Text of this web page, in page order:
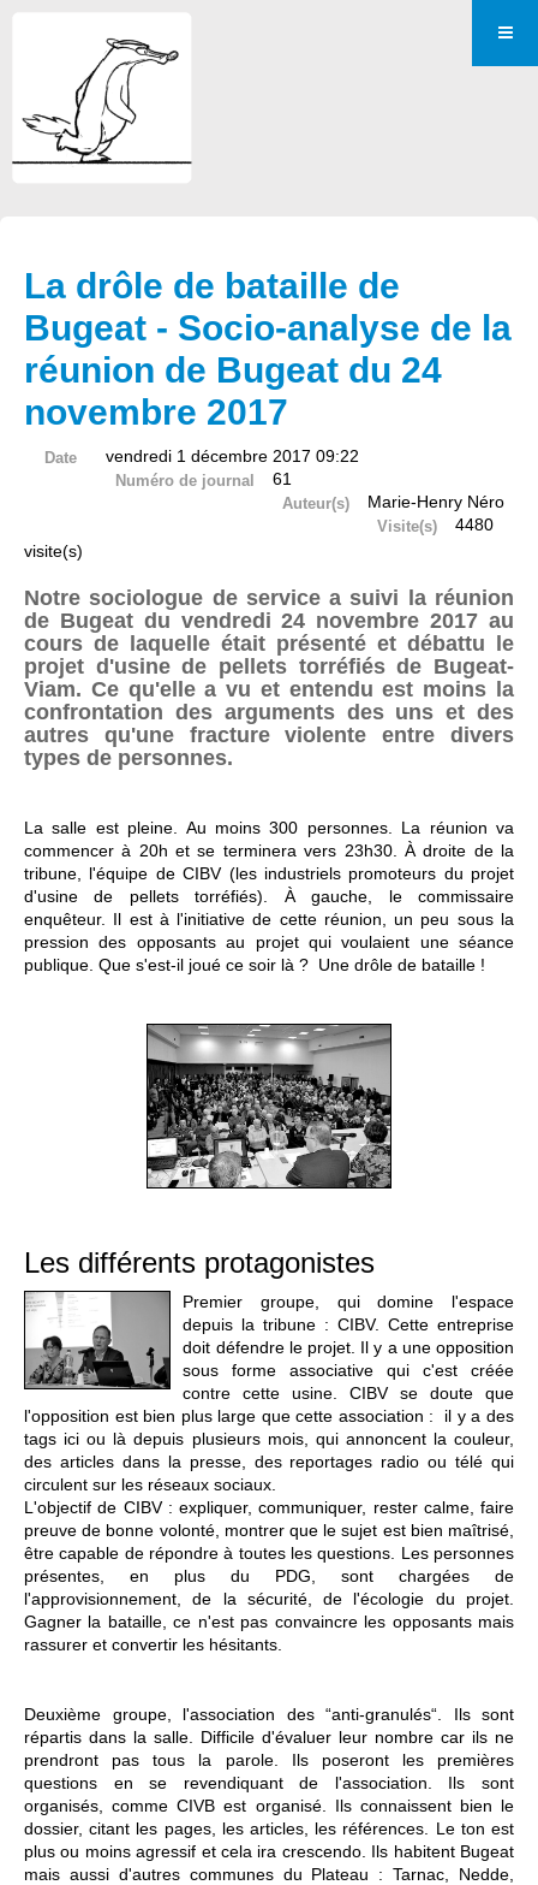
La drôle de bataille de
Bugeat - Socio-analyse de la
réunion de Bugeat du 24
novembre 2017
Date vendredi 1 décembre 2017 09:22
Numéro de journal 61
Auteur(s) Marie-Henry Néro
Visite(s)
4480
visite(s)
Notre sociologue de service a suivi la réunion
de Bugeat du vendredi 24 novembre 2017 au
cours de laquelle était présenté et débattu le
projet d'usine de pellets torréfiés de Bugeat-
Viam. Ce qu'elle a vu et entendu est moins la
confrontation des arguments des uns et des
autres qu'une fracture violente entre divers
types de personnes.
La salle est pleine. Au moins 300 personnes. La réunion va
commencer à 20h et se terminera vers 23h30. À droite de la
tribune, l'équipe de CIBV (les industriels promoteurs du projet
d'usine de pellets torréfiés). À gauche, le commissaire
enquêteur. Il est à l'initiative de cette réunion, un peu sous la
pression des opposants au projet qui voulaient une séance
publique. Que s'est-il joué ce soir là ? Une drôle de bataille !
Les différents protagonistes
Premier groupe, qui domine l'espace
depuis la tribune : CIBV. Cette entreprise
doit défendre le projet. Il y a une opposition
sous forme associative qui c'est créée
contre cette usine. CIBV se doute que
l'opposition est bien plus large que cette association : il y a des
tags ici ou là depuis plusieurs mois, qui annoncent la couleur,
des articles dans la presse, des reportages radio ou télé qui
circulent sur les réseaux sociaux.
L'objectif de CIBV : expliquer, communiquer, rester calme, faire
preuve de bonne volonté, montrer que le sujet est bien maîtrisé,
être capable de répondre à toutes les questions. Les personnes
présentes, en plus du PDG, sont chargées de
l'approvisionnement, de la sécurité, de l'écologie du projet.
Gagner la bataille, ce n'est pas convaincre les opposants mais
rassurer et convertir les hésitants.
Deuxième groupe, l'association des “anti-granulés“. Ils sont
répartis dans la salle. Difficile d'évaluer leur nombre car ils ne
prendront pas tous la parole. Ils poseront les premières
questions en se revendiquant de l'association. Ils sont
organisés, comme CIVB est organisé. Ils connaissent bien le
dossier, citant les pages, les articles, les références. Le ton est
plus ou moins agressif et cela ira crescendo. Ils habitent Bugeat
mais aussi d'autres communes du Plateau : Tarnac, Nedde,